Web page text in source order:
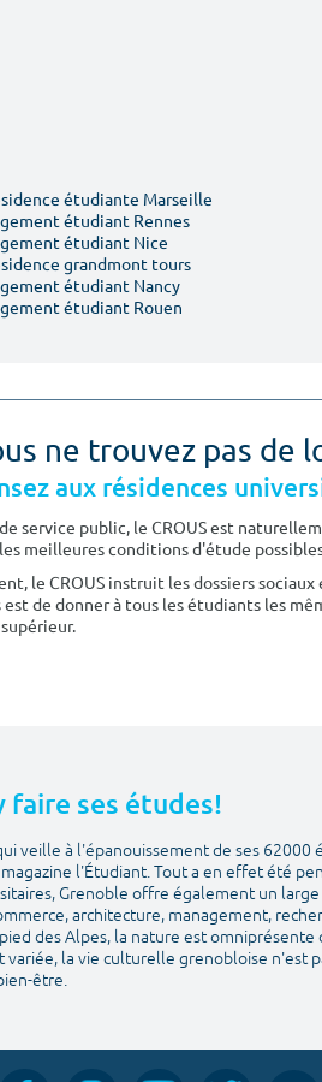
étudiante Marseille
étudiant Rennes
étudiant Nice
grandmont tours
étudiant Nancy
étudiant Rouen
ne trouvez pas de
aux résidences
service public, le CROUS est
meilleures conditions d'étude
le CROUS instruit les dossiers
de donner à tous les étudiants les
faire ses études!
veille à l'épanouissement de ses
l'Étudiant. Tout a en effet été
Grenoble offre également un
architecture, management,
des Alpes, la nature est
la vie culturelle grenobloise n'est
être.